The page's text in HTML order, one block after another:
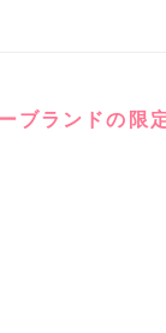
ブランドの限